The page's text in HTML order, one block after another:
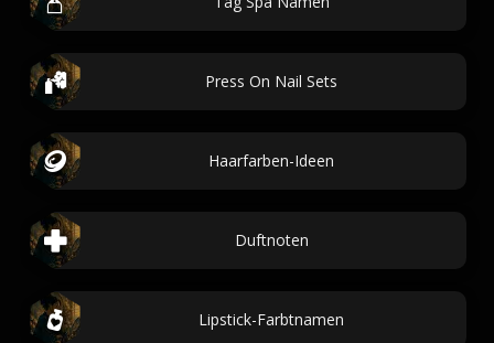
Press On Nail Sets
Haarfarben-Ideen
Duftnoten
Lipstick-Farbtnamen